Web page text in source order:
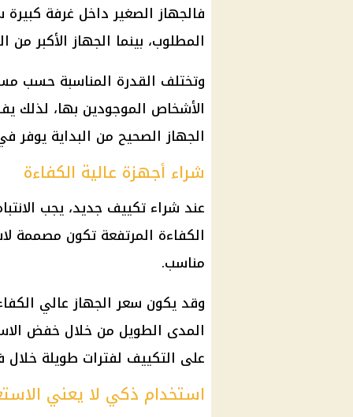
فالجهاز الصغير داخل غرفة
المطلوب، بينما الجهاز الأكبر
وتختلف القدرة المناسبة حسب
الأشخاص الموجودين بها، لذلك
الجهاز الصحيح من البداية يوفر
شراء أجهزة عالية الكفاءة
عند شراء تكييف جديد، يجب
الكفاءة المرتفعة تكون مصممة
مناسب.
وقد يكون سعر الجهاز عالي
المدى الطويل من خلال خفض
على التكييف لفترات طويلة
استخدام ذكي لا يعني